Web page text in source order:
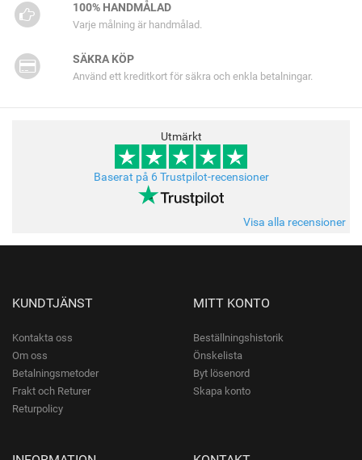
100% HANDMÅLAD
Varje målning är handmålad.
SÄKRA KÖP
Använd ett kreditkort för säkra och enkla betalningar.
Utmärkt
Baserat på 6 Trustpilot-recensioner
Visa alla recensioner
KUNDTJÄNST
Kontakta oss
Om oss
Betalningsmetoder
Frakt och Returer
Returpolicy
MITT KONTO
Beställningshistorik
Önskelista
Byt lösenord
Skapa konto